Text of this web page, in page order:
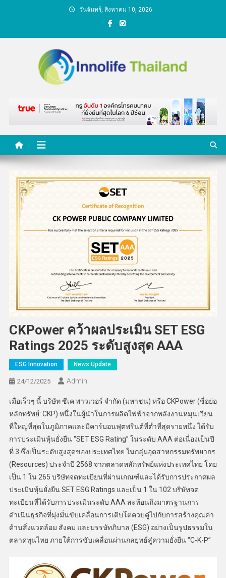
วันจันทร์, สิงหาคม 10, 2026
คนกับความคิด ชีวิตกับ
นวัตกรรม
CKPower คว้าผลประเมิน SET ESG
Ratings 2025 ระดับสูงสุด AAA
ESG Innovation News Update
24/12/2025 Admin
เมื่อเร็วๆ นี้ บริษัท ซีเค พาวเวอร์ จำกัด (มหาชน) หรือ CKPower (ชื่อย่อ
หลักทรัพย์: CKP) หนึ่งในผู้นำในการผลิตไฟฟ้าจากพลังงานหมุนเวียน
ที่ใหญ่ที่สุดในภูมิภาคและมีคาร์บอนฟุตพรินต์ที่ต่ำที่สุดรายหนึ่ง ได้รับ
การประเมินหุ้นยั่งยืน “SET ESG Rating” ในระดับ AAA ต่อเนื่องเป็นปี
ที่ 3 ซึ่งเป็นระดับสูงสุดของประเทศไทย ในกลุ่มอุตสาหกรรมทรัพยากร
(Resources) ประจำปี 2568 จากตลาดหลักทรัพย์แห่งประเทศไทย โดย
เป็น 1 ใน 265 บริษัทจดทะเบียนที่ผ่านเกณฑ์และได้รับการประกาศผล
ประเมินหุ้นยั่งยืน SET ESG Ratings และเป็น 1 ใน 102 บริษัทจด
ทะเบียนที่ได้รับการประเมินระดับ AAA สะท้อนถึงมาตรฐานการ
ดำเนินธุรกิจที่มุ่งมั่นขับเคลื่อนการเติบโตควบคู่ไปกับการสร้างคุณค่า
ด้านสิ่งแวดล้อม สังคม และบรรษัทภิบาล (ESG) อย่างเป็นรูปธรรมใน
ตลาดทุนไทย ภายใต้การขับเคลื่อนผ่านกลยุทธ์สู่ความยั่งยืน “C-K-P”